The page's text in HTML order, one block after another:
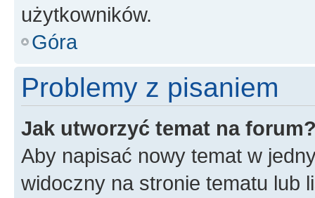
użytkowników.
Góra
Problemy z pisaniem
Jak utworzyć temat na
Aby napisać nowy temat w
widoczny na stronie tematu lub